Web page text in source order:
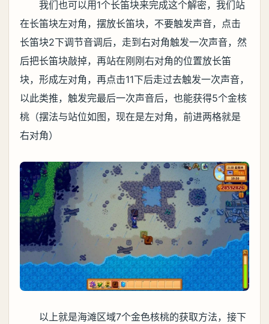
我们也可以用1个长笛块来完成这个解密，我们站
在长笛块左对角，摆放长笛块，不要触发声音，点击
长笛块2下调节音调后，走到右对角触发一次声音，然
后把长笛块敲掉，再站在刚刚右对角的位置放长笛
块，形成左对角，再点击11下后走过去触发一次声音，
以此类推，触发完最后一次声音后，也能获得5个金核
桃（摆法与站位如图，现在是左对角，前进两格就是
右对角）
以上就是海滩区域7个金色核桃的获取方法，接下